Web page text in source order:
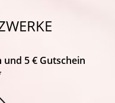
und 5 € Gutschein